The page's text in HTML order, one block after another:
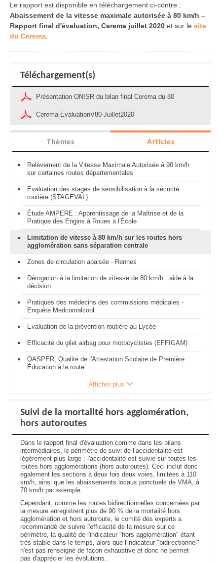
Le rapport est disponible en téléchargement ci-contre :
Abaissement de la vitesse maximale autorisée à 80 km/h –
Rapport final d'évaluation, Cerema juillet 2020 et sur le site
du Cerema
Téléchargement(s)
Présentation ONISR du bilan final Cerema du 80
Cerema-EvaluationV80-Juillet2020
Thèmes Articles
Relèvement de la Vitesse Maximale Autorisée à 90 km/h
sur certaines routes départementales
Evaluation des stages de sensibilisation à la sécurité
routière (STAGEVAL)
Étude AMPERE : Apprentissage de la Maîtrise et de la
Pratique des Engins à Roues à l'École
Limitation de vitesse à 80 km/h sur les routes hors
agglomération sans séparation centrale
Zones de circulation apaisée - Rennes
Dérogation à la limitation de vitesse de 80 km/h : aide à la
décision
Pratiques des médecins des commissions médicales -
Enquête Medcomalcool
Evaluation de la prévention routière au Lycée
Efficacité du gilet airbag pour motocyclistes (EFFIGAM)
QASPER, Qualité de l'Attestation Scolaire de Première
Éducation à la route
Afficher plus
Suivi de la mortalité hors agglomération,
hors autoroutes
Dans le rapport final d'évaluation comme dans les bilans
intermédiaires, le périmètre de suivi de l’accidentalité est
légèrement plus large : l'accidentalité est suivie sur toutes les
routes hors agglomérations (hors autoroutes). Ceci inclut donc
également les sections à deux fois deux voies, limitées à 110
km/h, ainsi que les abaissements locaux ponctuels de VMA, à
70 km/h par exemple.
Cependant, comme les routes bidirectionnelles concernées par
la mesure enregistrent plus de 90 % de la mortalité hors
agglomération et hors autoroute, le comité des experts a
recommandé de suivre l'efficacité de la mesure sur ce
périmètre, la qualité de l'indicateur "hors agglomération" étant
très stable dans le temps, alors que l'indicateur "bidirectionnel"
n'est pas renseigné de façon exhaustive et donc ne permet
pas d'apprécier les évolutions.